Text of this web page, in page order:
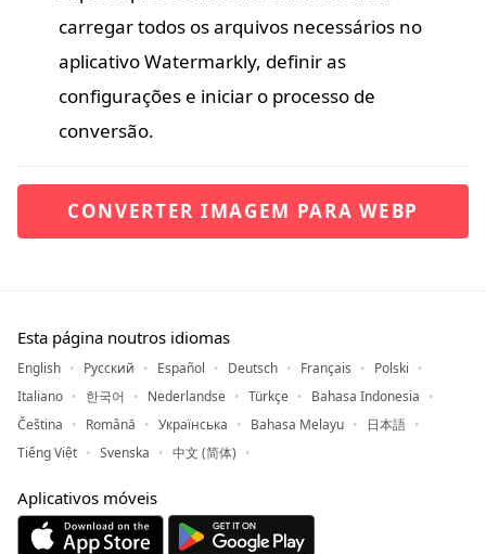
carregar todos os arquivos necessários no
aplicativo Watermarkly, definir as
configurações e iniciar o processo de
conversão.
CONVERTER IMAGEM PARA WEBP
Esta página noutros idiomas
English Русский Español Deutsch Français
Polski
Italiano
한국어 Nederlandse Türkçe
Bahasa Indonesia
Čeština
Română Українська Bahasa Melayu
日本語
Tiếng Việt
Svenska 中文 (简体)
Aplicativos móveis